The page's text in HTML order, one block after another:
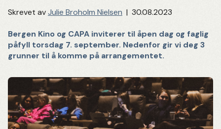
Skrevet avJulie Broholm Nielsen | 30.08.2023
Bergen Kino og CAPA inviterer til åpen dag og faglig
påfyll torsdag 7. september. Nedenfor gir vi deg 3
grunner til å komme på arrangementet.